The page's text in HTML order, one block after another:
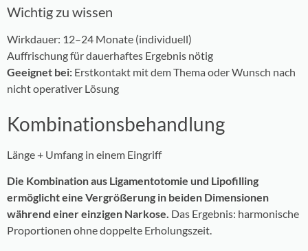
Wichtig zu wissen
Wirkdauer: 12–24 Monate (individuell)
Auffrischung für dauerhaftes Ergebnis nötig
Geeignet bei: Erstkontakt mit dem Thema oder Wunsch nach
nicht operativer Lösung
Kombinationsbehandlung
Länge + Umfang in einem Eingriff
Die Kombination aus Ligamentotomie und Lipofilling
ermöglicht eine Vergrößerung in beiden Dimensionen
während einer einzigen Narkose. Das Ergebnis: harmonische
Proportionen ohne doppelte Erholungszeit.